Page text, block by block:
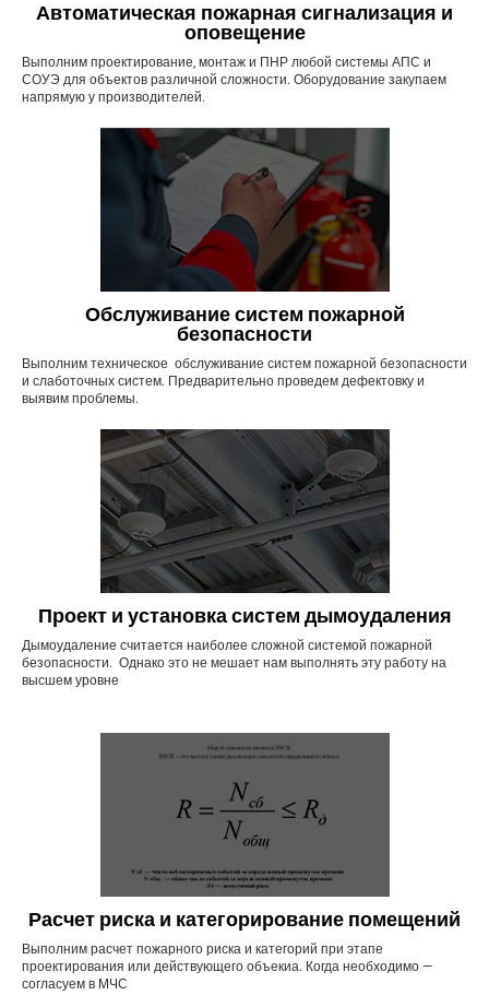
Автоматическая пожарная сигнализация и
оповещение
Выполним проектирование, монтаж и ПНР любой системы АПС и
СОУЭ для объектов различной сложности. Оборудование закупаем
напрямую у производителей.
Обслуживание систем пожарной
безопасности
Выполним техническое обслуживание систем пожарной безопасности
и слаботочных систем. Предварительно проведем дефектовку и
выявим проблемы.
Проект и установка систем дымоудаления
Дымоудаление считается наиболее сложной системой пожарной
безопасности. Однако это не мешает нам выполнять эту работу на
высшем уровне
Расчет риска и категорирование помещений
Выполним расчет пожарного риска и категорий при этапе
проектирования или действующего объекиа. Когда необходимо —
согласуем в МЧС